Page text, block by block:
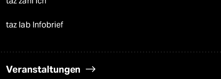
taz lab Infobrief
Veranstaltungen